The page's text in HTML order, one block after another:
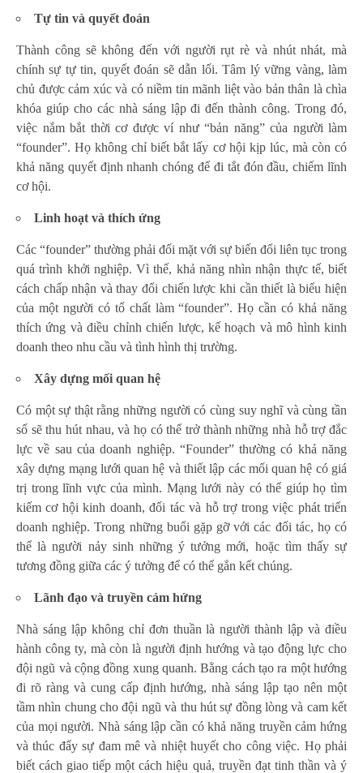
Tự tin và quyết đoán
Thành công sẽ không đến với người rụt rè và nhút nhát, mà
chính sự tự tin, quyết đoán sẽ dẫn lối. Tâm lý vững vàng, làm
chủ được cảm xúc và có niềm tin mãnh liệt vào bản thân là chìa
khóa giúp cho các nhà sáng lập đi đến thành công. Trong đó,
việc nắm bắt thời cơ được ví như “bản năng” của người làm
“founder”. Họ không chỉ biết bắt lấy cơ hội kịp lúc, mà còn có
khả năng quyết định nhanh chóng để đi tắt đón đầu, chiếm lĩnh
cơ hội.
Linh hoạt và thích ứng
Các “founder” thường phải đối mặt với sự biến đổi liên tục trong
quá trình khởi nghiệp. Vì thế, khả năng nhìn nhận thực tế, biết
cách chấp nhận và thay đổi chiến lược khi cần thiết là biểu hiện
của một người có tố chất làm “founder”. Họ cần có khả năng
thích ứng và điều chỉnh chiến lược, kế hoạch và mô hình kinh
doanh theo nhu cầu và tình hình thị trường.
Xây dựng mối quan hệ
Có một sự thật rằng những người có cùng suy nghĩ và cùng tần
số sẽ thu hút nhau, và họ có thể trở thành những nhà hỗ trợ đắc
lực về sau của doanh nghiệp. “Founder” thường có khả năng
xây dựng mạng lưới quan hệ và thiết lập các mối quan hệ có giá
trị trong lĩnh vực của mình. Mạng lưới này có thể giúp họ tìm
kiếm cơ hội kinh doanh, đối tác và hỗ trợ trong việc phát triển
doanh nghiệp. Trong những buổi gặp gỡ với các đối tác, họ có
thể là người nảy sinh những ý tưởng mới, hoặc tìm thấy sự
tương đồng giữa các ý tưởng để có thể gắn kết chúng.
Lãnh đạo và truyền cảm hứng
Nhà sáng lập không chỉ đơn thuần là người thành lập và điều
hành công ty, mà còn là người định hướng và tạo động lực cho
đội ngũ và cộng đồng xung quanh. Bằng cách tạo ra một hướng
đi rõ ràng và cung cấp định hướng, nhà sáng lập tạo nên một
tầm nhìn chung cho đội ngũ và thu hút sự đồng lòng và cam kết
của mọi người. Nhà sáng lập cần có khả năng truyền cảm hứng
và thúc đẩy sự đam mê và nhiệt huyết cho công việc. Họ phải
biết cách giao tiếp một cách hiệu quả, truyền đạt tinh thần và ý